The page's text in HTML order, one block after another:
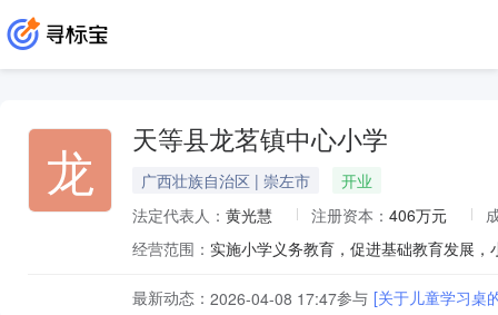
龙 天等县龙茗镇中心小学
广西壮族自治区 | 崇左市
开业
法定代表人： 黄光慧 注册资本： 406万元
经营范围： 实施小学义务教育，促进基础教育发展，
最新动态： 2026-04-08 17:47参与 [关于儿童学习桌